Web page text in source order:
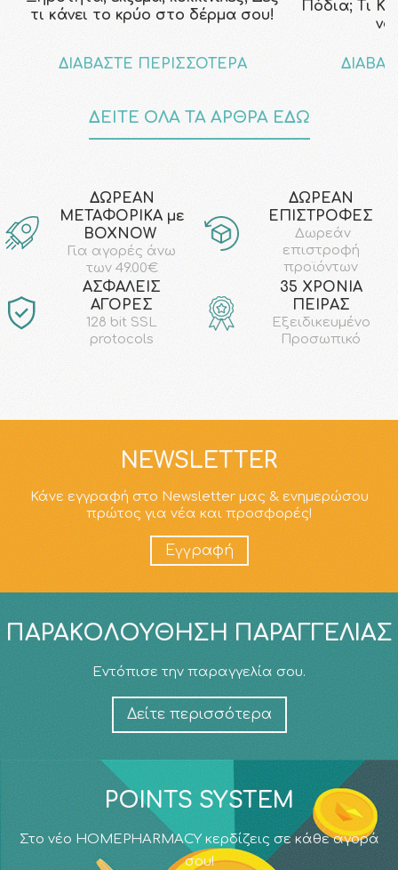
τι κάνει το κρύο στο δέρμα σου!
ΔΙΑΒΑΣΤΕ ΠΕΡΙΣΣΟΤΕΡΑ
Πόδια; Τι
να
ΔΕΙΤΕ ΟΛΑ ΤΑ ΑΡΘΡΑ ΕΔΩ
ΔΩΡΕΑΝ
ΜΕΤΑΦΟΡΙΚΑ με
ΒΟΧΝΟW
Για αγορές άνω
των 49.00€
ΔΩΡΕΑΝ
ΕΠΙΣΤΡΟΦΕΣ
Δωρεάν
επιστροφή
προϊόντων
AΣΦΑΛΕΙΣ
ΑΓΟΡΕΣ
128 bit SSL
protocols
35 ΧΡΟΝΙΑ
ΠΕΙΡΑΣ
Εξειδικευμένο
Προσωπικό
NEWSLETTER
Κάνε εγγραφή στο Newsletter μας & ενημερώσου
πρώτος για νέα και προσφορές!
Εγγραφή
ΠΑΡΑΚΟΛΟΎΘΗΣΗ ΠΑΡΑΓΓΕΛΊΑΣ
Εντόπισε την παραγγελία σου.
Δείτε περισσότερα
POINTS SYSTEM
Στο νέο HOMEPHARMACY κερδίζεις σε κάθε αγορά
σου!